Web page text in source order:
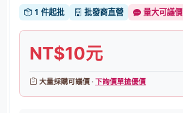
1 件起批 批發商直營 量大可議價
NT$10元
大量採購可議價 ·下詢價單搶優價